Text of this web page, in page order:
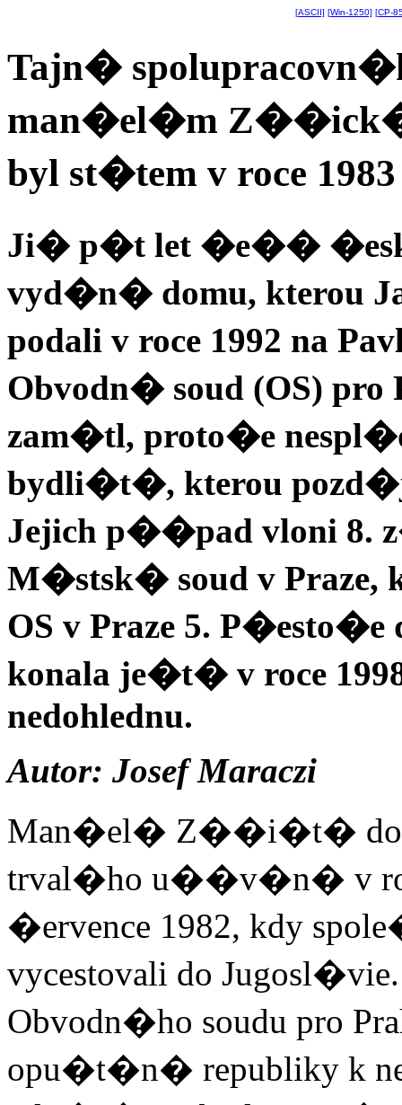
[ASCII] [Win-1250] [CP-
Tajn�
man�el�m
byl st�tem v roce
Ji� p�t let �e��
vyd�n� domu,
podali v roce 1992 na
Obvodn� soud (OS)
zam�tl, proto�e
bydli�t�, kterou
Jejich p��pad vloni
M�stsk� soud v
OS v Praze 5. P�esto�e
konala je�t� v roce
nedohlednu.
Autor: Josef Maraczi
Man�el� Z��i�t�
trval�ho u��v�n� v
�ervence 1982, kdy
vycestovali do
Obvodn�ho soudu pro
opu�t�n� republiky k